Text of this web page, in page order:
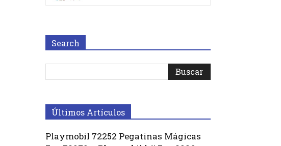
Search
Últimos Artículos
Playmobil 72252 Pegatinas Mágicas